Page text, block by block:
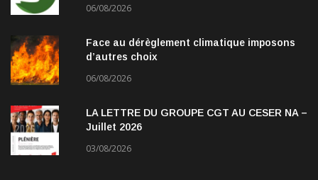
06/08/2026
Face au dérèglement climatique imposons
d’autres choix
06/08/2026
LA LETTRE DU GROUPE CGT AU CESER NA –
Juillet 2026
03/08/2026